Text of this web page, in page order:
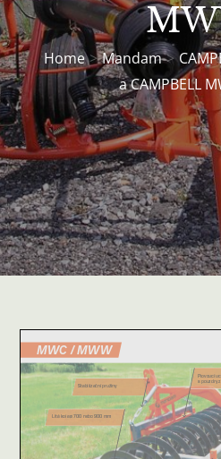
Home Mandam
a CAMPBELL